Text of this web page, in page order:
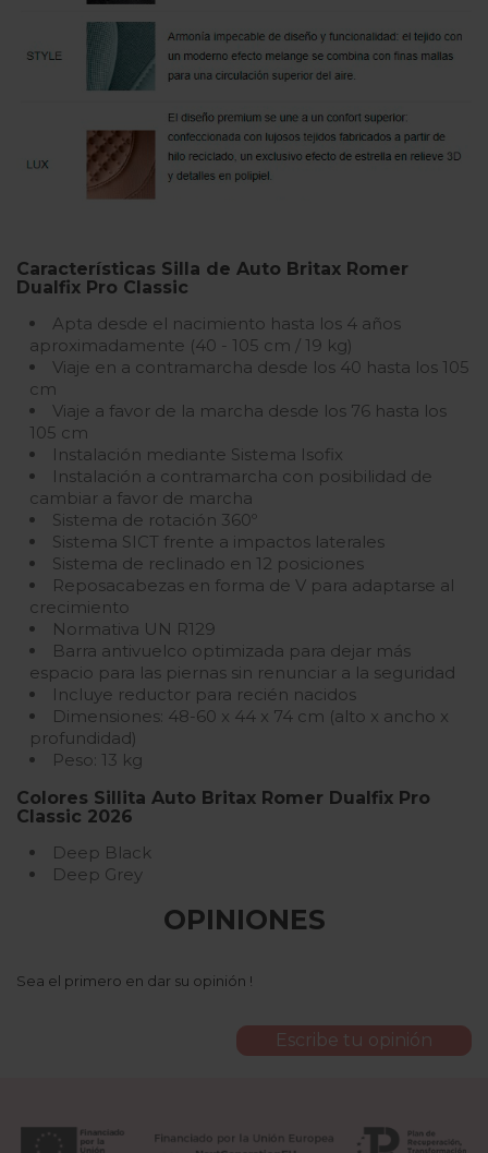
Características Silla de Auto Britax Romer
Dualfix Pro Classic
Apta desde el nacimiento hasta los 4 años
aproximadamente (40 - 105 cm / 19 kg)
Viaje en a contramarcha desde los 40 hasta los 105
cm
Viaje a favor de la marcha desde los 76 hasta los
105 cm
Instalación mediante Sistema Isofix
Instalación a contramarcha con posibilidad de
cambiar a favor de marcha
Sistema de rotación 360º
Sistema SICT frente a impactos laterales
Sistema de reclinado en 12 posiciones
Reposacabezas en forma de V para adaptarse al
crecimiento
Normativa UN R129
Barra antivuelco optimizada para dejar más
espacio para las piernas sin renunciar a la seguridad
Incluye reductor para recién nacidos
Dimensiones: 48-60 x 44 x 74 cm (alto x ancho x
profundidad)
Peso: 13 kg
Colores Sillita Auto Britax Romer Dualfix Pro
Classic 2026
Deep Black
Deep Grey
OPINIONES
Sea el primero en dar su opinión !
Escribe tu opinión